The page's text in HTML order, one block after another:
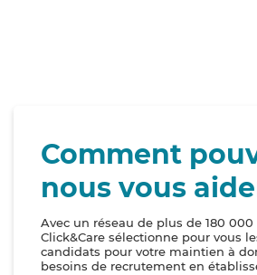
Comment
nous vous
Avec un réseau de plus de 180
Click&Care sélectionne pour vous
candidats pour votre maintien à
besoins de recrutement en